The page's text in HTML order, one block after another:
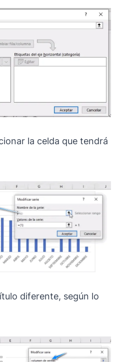
la celda que tendrá
diferente, según lo